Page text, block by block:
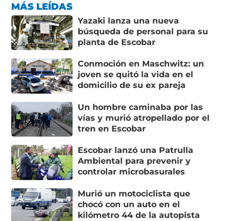
MÁS LEÍDAS
Yazaki lanza una nueva
búsqueda de personal para su
planta de Escobar
Conmoción en Maschwitz: un
joven se quitó la vida en el
domicilio de su ex pareja
Un hombre caminaba por las
vías y murió atropellado por el
tren en Escobar
Escobar lanzó una Patrulla
Ambiental para prevenir y
controlar microbasurales
Murió un motociclista que
chocó con un auto en el
kilómetro 44 de la autopista